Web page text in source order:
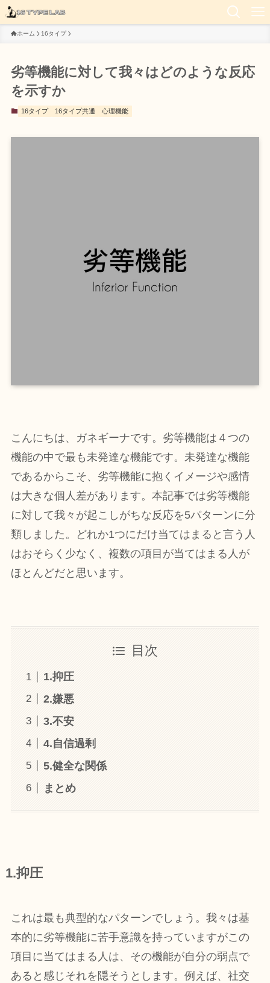
ホーム 16タイプ
劣等機能に対して我々はどのような反応
を示すか
16タイプ 16タイプ共通 心理機能
こんにちは、ガネギーナです。劣等機能は４つの
機能の中で最も未発達な機能です。未発達な機能
であるからこそ、劣等機能に抱くイメージや感情
は大きな個人差があります。本記事では劣等機能
に対して我々が起こしがちな反応を5パターンに分
類しました。どれか1つにだけ当てはまると言う人
はおそらく少なく、複数の項目が当てはまる人が
ほとんどだと思います。
目次
1.抑圧
2.嫌悪
3.不安
4.自信過剰
5.健全な関係
まとめ
1.抑圧
これは最も典型的なパターンでしょう。我々は基
本的に劣等機能に苦手意識を持っていますがこの
項目に当てはまる人は、その機能が自分の弱点で
あると感じそれを隠そうとします。例えば、社交